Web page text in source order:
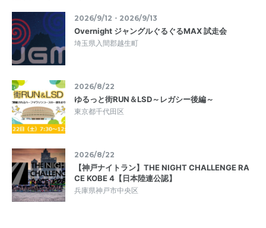
2026/9/12・2026/9/13
Overnight ジャングルぐるぐるMAX 試走会
埼玉県入間郡越生町
2026/8/22
ゆるっと街RUN＆LSD～レガシー後編～
東京都千代田区
2026/8/22
【神戸ナイトラン】THE NIGHT CHALLENGE RA
CE KOBE 4【日本陸連公認】
兵庫県神戸市中央区